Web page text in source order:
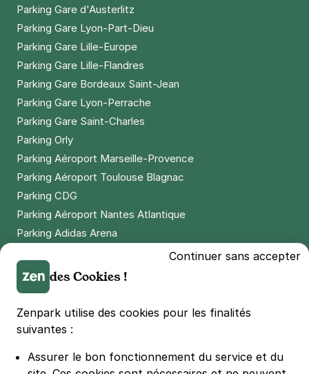
Parking Gare d'Austerlitz
Parking Gare Lyon-Part-Dieu
Parking Gare Lille-Europe
Parking Gare Lille-Flandres
Parking Gare Bordeaux Saint-Jean
Parking Gare Lyon-Perrache
Parking Gare Saint-Charles
Parking Orly
Parking Aéroport Marseille-Provence
Parking Aéroport Toulouse Blagnac
Parking CDG
Parking Aéroport Nantes Atlantique
Parking Adidas Arena
Parking LDLC Arena
Parking Stade Pierre Mauroy
Parking Groupama Stadium
Parking Vélodrome
Parking Bercy
Continuer sans accepter
des Cookies !
Zenpark utilise des cookies pour les finalités
suivantes :
Assurer le bon fonctionnement du service et du